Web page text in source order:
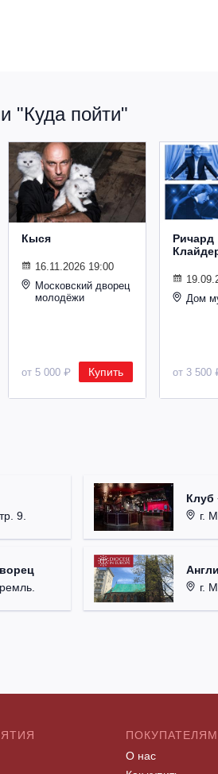
"Куда пойти"
Кыся
16.11.2026 19:00
Московский дворец
молодёжи
от 5 000 ₽ Купить
Ричард
Дом
от 3 500
9.
Клуб
г.
г.
ПОКУПАТЕЛЯМ
О нас